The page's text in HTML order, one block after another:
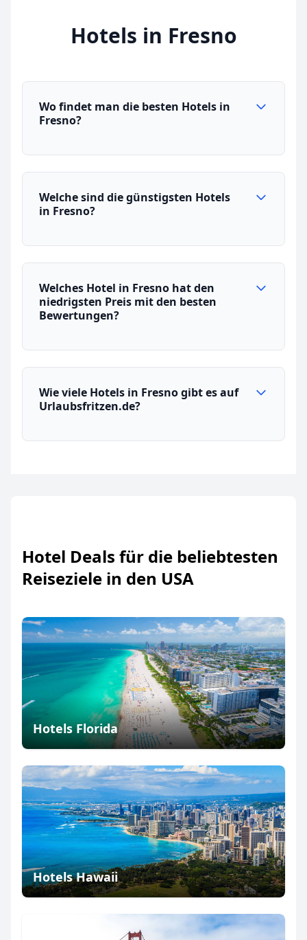
Hotels in Fresno
Wo findet man die besten Hotels in
Fresno?
Welche sind die günstigsten Hotels
in Fresno?
Welches Hotel in Fresno hat den
niedrigsten Preis mit den besten
Bewertungen?
Wie viele Hotels in Fresno gibt es auf
Urlaubsfritzen.de?
Hotel Deals für die beliebtesten
Reiseziele in den USA
Hotels Florida
Hotels Hawaii